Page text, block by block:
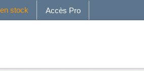
stock Accès Pro